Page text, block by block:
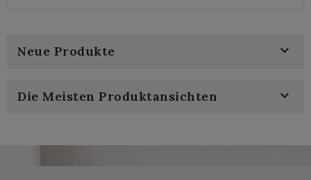
Neue Produkte 
Die Meisten Produktansichten 